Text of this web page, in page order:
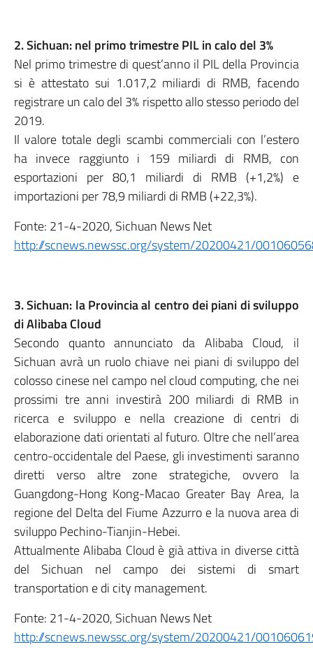
2. Sichuan: nel primo trimestre PIL in calo del 3%
Nel primo trimestre di quest’anno il PIL della Provincia
si è attestato sui 1.017,2 miliardi di RMB, facendo
registrare un calo del 3% rispetto allo stesso periodo del
2019.
Il valore totale degli scambi commerciali con l’estero
ha invece raggiunto i 159 miliardi di RMB, con
esportazioni per 80,1 miliardi di RMB (+1,2%) e
importazioni per 78,9 miliardi di RMB (+22,3%).
Fonte: 21-4-2020, Sichuan News Net
http://scnews.newssc.org/system/20200421/
3. Sichuan: la Provincia al centro dei piani di sviluppo
di Alibaba Cloud
Secondo quanto annunciato da Alibaba Cloud, il
Sichuan avrà un ruolo chiave nei piani di sviluppo del
colosso cinese nel campo nel cloud computing, che nei
prossimi tre anni investirà 200 miliardi di RMB in
ricerca e sviluppo e nella creazione di centri di
elaborazione dati orientati al futuro. Oltre che nell’area
centro-occidentale del Paese, gli investimenti saranno
diretti verso altre zone strategiche, ovvero la
Guangdong-Hong Kong-Macao Greater Bay Area, la
regione del Delta del Fiume Azzurro e la nuova area di
sviluppo Pechino-Tianjin-Hebei.
Attualmente Alibaba Cloud è già attiva in diverse città
del Sichuan nel campo dei sistemi di smart
transportation e di city management.
Fonte: 21-4-2020, Sichuan News Net
http://scnews.newssc.org/system/20200421/